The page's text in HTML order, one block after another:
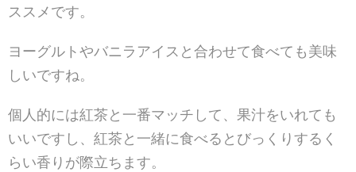
ススメです。
ヨーグルトやバニラアイスと合わせて食べても美味
しいですね。
個人的には紅茶と一番マッチして、果汁をいれても
いいですし、紅茶と一緒に食べるとびっくりするく
らい香りが際立ちます。